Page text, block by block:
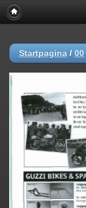
Startpagina / 00